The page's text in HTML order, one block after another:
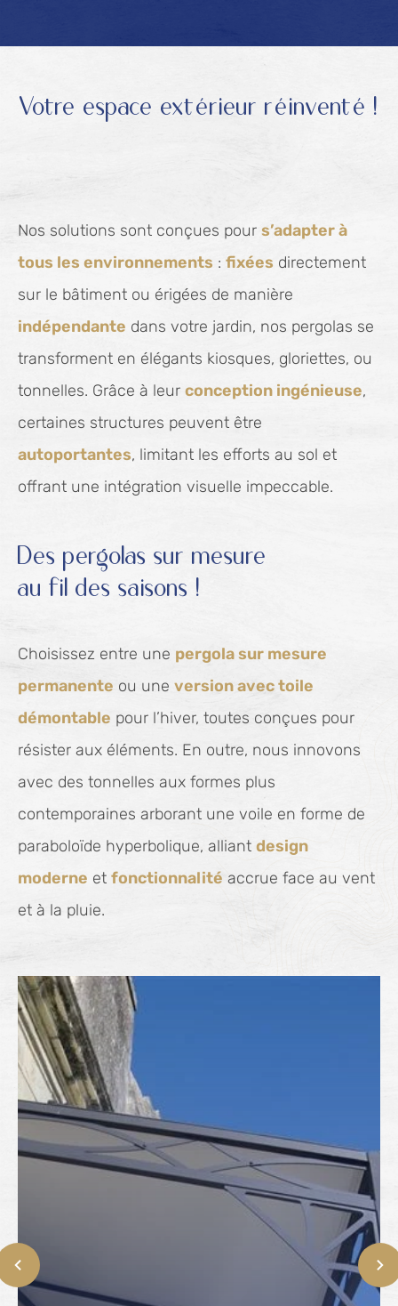
Votre espace extérieur réinventé !
Nos solutions sont conçues pour s’adapter à
tous les environnements : fixées directement
sur le bâtiment ou érigées de manière
indépendante dans votre jardin, nos pergolas se
transforment en élégants kiosques, gloriettes, ou
tonnelles. Grâce à leur conception ingénieuse,
certaines structures peuvent être
autoportantes, limitant les efforts au sol et
offrant une intégration visuelle impeccable.
Des pergolas sur mesure
au fil des saisons !
Choisissez entre une pergola sur mesure
permanente ou une version avec toile
démontable pour l’hiver, toutes conçues pour
résister aux éléments. En outre, nous innovons
avec des tonnelles aux formes plus
contemporaines arborant une voile en forme de
paraboloïde hyperbolique, alliant design
moderne et fonctionnalité accrue face au vent
et à la pluie.